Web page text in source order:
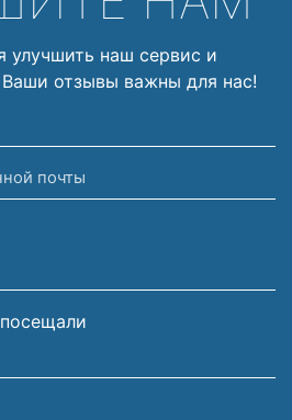
улучшить наш сервис и
отзывы важны для нас!